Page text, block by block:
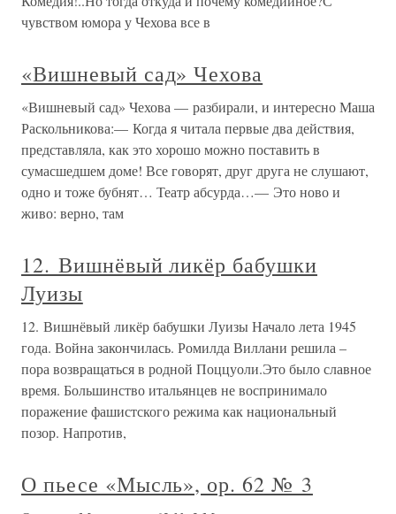
чувством юмора у Чехова все в
«Вишневый сад» Чехова
«Вишневый сад» Чехова — разбирали, и интересно Маша
Раскольникова:— Когда я читала первые два действия,
представляла, как это хорошо можно поставить в
сумасшедшем доме! Все говорят, друг друга не слушают,
одно и тоже бубнят… Театр абсурда…— Это ново и
живо: верно, там
12. Вишнёвый ликёр бабушки
Луизы
12. Вишнёвый ликёр бабушки Луизы Начало лета 1945
года. Война закончилась. Ромилда Виллани решила –
пора возвращаться в родной Поццуоли.Это было славное
время. Большинство итальянцев не воспринимало
поражение фашистского режима как национальный
позор. Напротив,
О пьесе «Мысль», ор. 62 № 3